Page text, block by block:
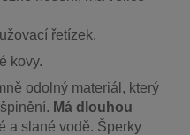
řetízek.
kovy.
odolný materiál, který
Má dlouhou
a slané vodě. Šperky